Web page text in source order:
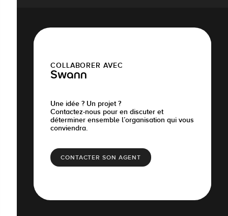
COLLABORER AVEC
Swann
Une idée ? Un projet ?
Contactez-nous pour en discuter et
déterminer ensemble l’organisation qui vous
conviendra.
CONTACTER SON AGENT